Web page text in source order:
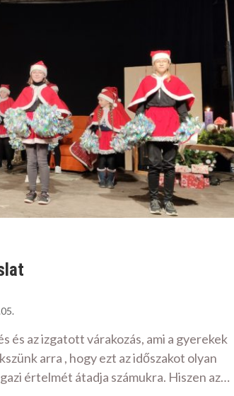
és az izgatott várakozás, ami a gyerekek
arra , hogy ezt az időszakot olyan
értelmét átadja számukra. Hiszen az…